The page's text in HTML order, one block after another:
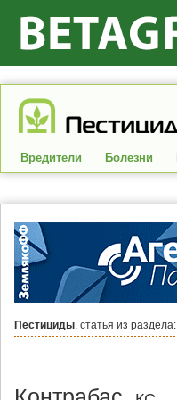
Вредители Болезни
Пестициды, статья из раздела: